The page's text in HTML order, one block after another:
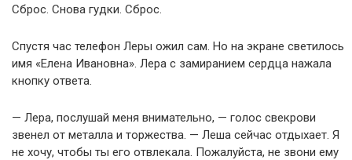
Сброс. Снова гудки. Сброс.
Спустя час телефон Леры ожил сам. Но на экране светилось
имя «Елена Ивановна». Лера с замиранием сердца нажала
кнопку ответа.
— Лера, послушай меня внимательно, — голос свекрови
звенел от металла и торжества. — Леша сейчас отдыхает. Я
не хочу, чтобы ты его отвлекала. Пожалуйста, не звони ему